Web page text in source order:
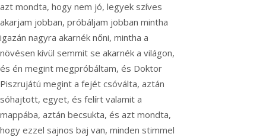
azt mondta, hogy nem jó, legyek szíves
akarjam jobban, próbáljam jobban mintha
igazán nagyra akarnék nőni, mintha a
növésen kívül semmit se akarnék a világon,
és én megint megpróbáltam, és Doktor
Piszrujátú megint a fejét csóválta, aztán
sóhajtott, egyet, és felírt valamit a
mappába, aztán becsukta, és azt mondta,
hogy ezzel sajnos baj van, minden stimmel